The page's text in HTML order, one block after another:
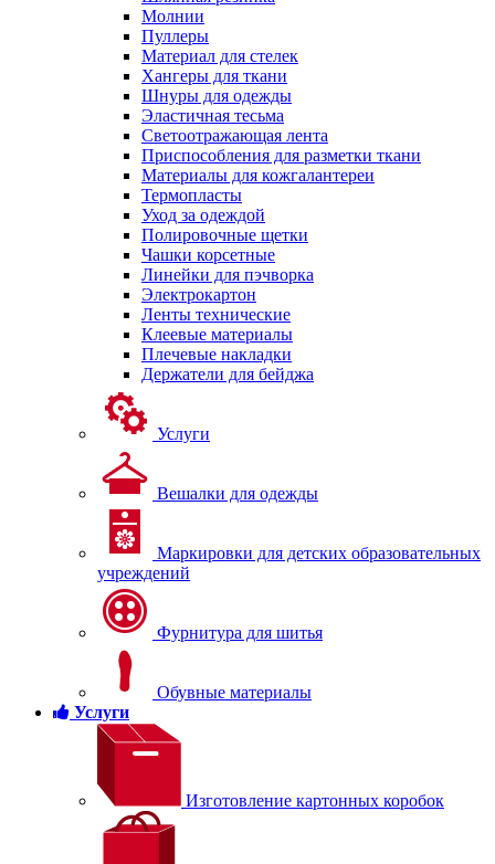
Молнии
Пуллеры
Материал для стелек
Хангеры для ткани
Шнуры для одежды
Эластичная тесьма
Светоотражающая лента
Приспособления для разметки ткани
Материалы для кожгалантереи
Термопласты
Уход за одеждой
Полировочные щетки
Чашки корсетные
Линейки для пэчворка
Электрокартон
Ленты технические
Клеевые материалы
Плечевые накладки
Держатели для бейджа
Услуги
Вешалки для одежды
Маркировки для детских образовательных
учреждений
Фурнитура для шитья
Обувные материалы
Услуги
Изготовление картонных коробок